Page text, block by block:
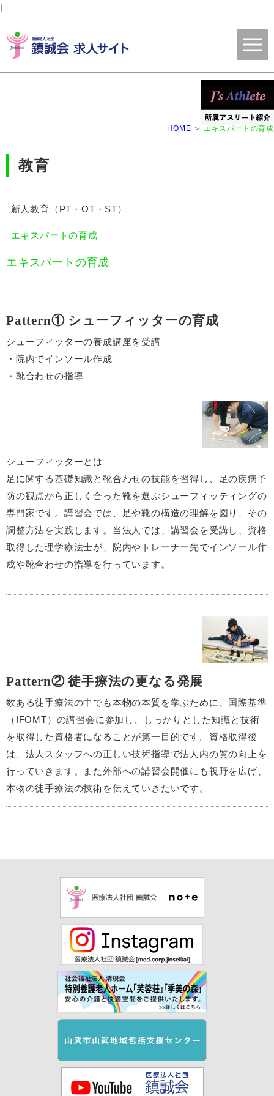
HOME エキスパートの育成
教育
新人教育（PT・OT・ST）
エキスパートの育成
エキスパートの育成
Pattern① シューフィッターの育成
シューフィッターの養成講座を受講
院内でインソール作成
靴合わせの指導
シューフィッターとは
足に関する基礎知識と靴合わせの技能を習得し、足の疾病予
防の観点から正しく合った靴を選ぶシューフィッティングの
専門家です。講習会では、足や靴の構造の理解を図り、その
調整方法を実践します。当法人では、講習会を受講し、資格
取得した理学療法士が、院内やトレーナー先でインソール作
成や靴合わせの指導を行っています。
Pattern② 徒手療法の更なる発展
数ある徒手療法の中でも本物の本質を学ぶために、国際基準
（IFOMT）の講習会に参加し、しっかりとした知識と技術
を取得した資格者になることが第一目的です。資格取得後
は、法人スタッフへの正しい技術指導で法人内の質の向上を
行っていきます。また外部への講習会開催にも視野を広げ、
本物の徒手療法の技術を伝えていきたいです。